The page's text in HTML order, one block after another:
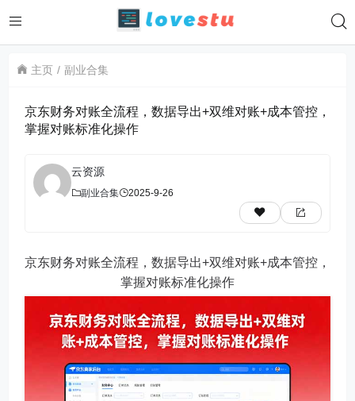
主页 副业合集
京东财务对账全流程，数据导出+双维对账+成本管控，
掌握对账标准化操作
云资源
副业合集 2025-9-26
京东财务对账全流程，数据导出+双维对账+成本管控，
掌握对账标准化操作